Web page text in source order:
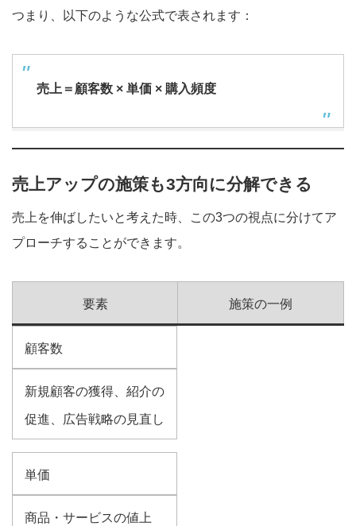
つまり、以下のような公式で表されます：
売上＝顧客数 × 単価 × 購入頻度
売上アップの施策も3方向に分解できる
売上を伸ばしたいと考えた時、この3つの視点に分けてア
プローチすることができます。
要素 施策の一例
顧客数
新規顧客の獲得、紹介の
促進、広告戦略の見直し
単価
商品・サービスの値上